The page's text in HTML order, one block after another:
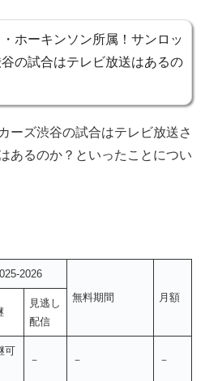
ホーキンソン所属！サンロッ
の試合はテレビ放送はあるの
ーズ渋谷の試合はテレビ放送さ
あるのか？といったことについ
2026
無料期間
月額
見逃し
配信
可
－ － －